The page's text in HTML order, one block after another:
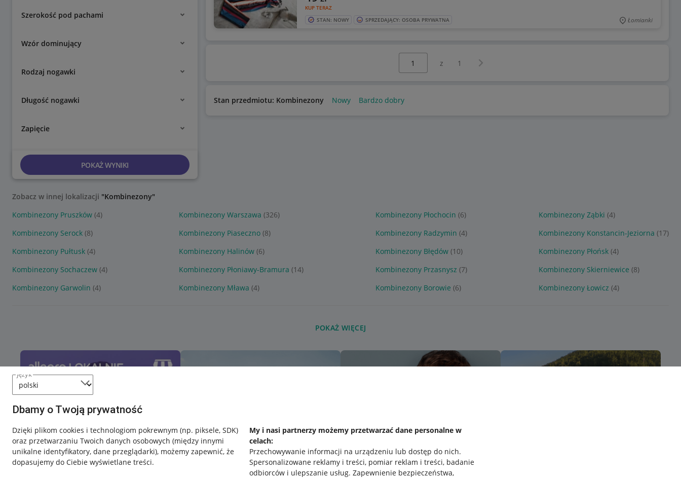
język
Dbamy o Twoją prywatność
Dzięki plikom cookies i technologiom pokrewnym (np. piksele, SDK)
oraz przetwarzaniu Twoich danych osobowych (między innymi
unikalne identyfikatory, dane przeglądarki), możemy zapewnić, że
dopasujemy do Ciebie wyświetlane treści.
My i nasi partnerzy możemy przetwarzać dane personalne w
celach:
Przechowywanie informacji na urządzeniu lub dostęp do nich.
Spersonalizowane reklamy i treści, pomiar reklam i treści, badanie
odbiorców i ulepszanie usług. Zapewnienie bezpieczeństwa,
Szerokość pod pachami
Wzór dominujący
Rodzaj nogawki
Długość nogawki
Zapięcie
POKAŻ WYNIKI
KUP TERAZ
STAN: NOWY SPRZEDAJĄCY: OSOBA PRYWATNA Łomianki
z 1 Następna strona
Stan przedmiotu: Kombinezony Nowy Bardzo dobry
Zobacz w innej lokalizacji "Kombinezony"
Kombinezony Pruszków (4) Kombinezony Warszawa (326) Kombinezony Płochocin (6) Kombinezony Ząbki (4)
Kombinezony Serock (8) Kombinezony Piaseczno (8) Kombinezony Radzymin (4) Kombinezony Konstancin-Jeziorna (17)
Kombinezony Pułtusk (4) Kombinezony Halinów (6) Kombinezony Błędów (10) Kombinezony Płońsk (4)
Kombinezony Sochaczew (4) Kombinezony Płoniawy-Bramura (14) Kombinezony Przasnysz (7) Kombinezony Skierniewice (8)
Kombinezony Garwolin (4) Kombinezony Mława (4) Kombinezony Borowie (6) Kombinezony Łowicz (4)
POKAŻ WIĘCEJ